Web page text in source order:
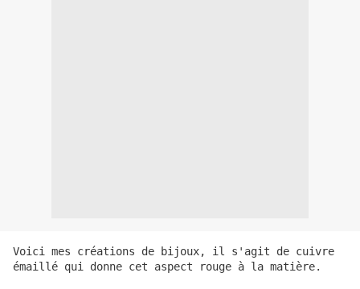
Voici mes créations de bijoux, il s'agit de cuivre
émaillé qui donne cet aspect rouge à la matière.